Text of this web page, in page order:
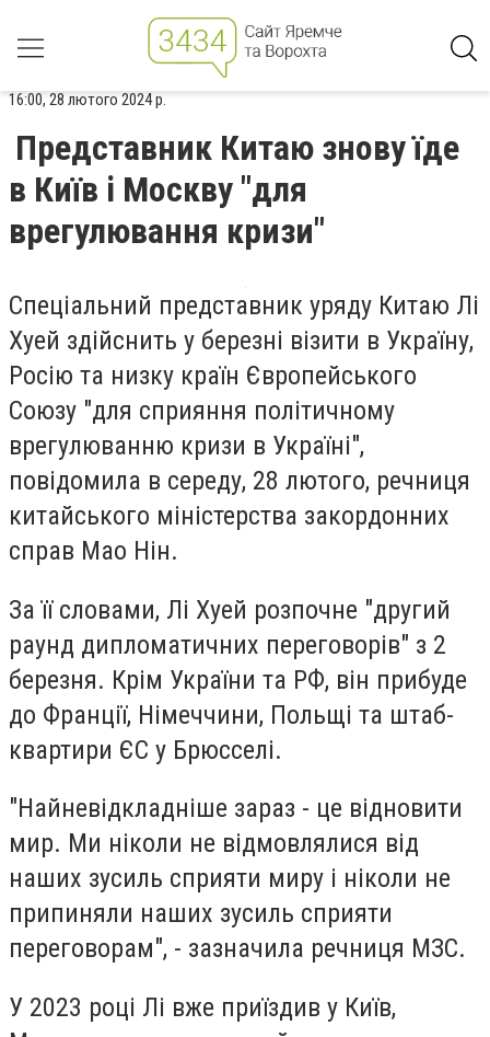
16:00, 28 лютого 2024 р.
Представник Китаю знову їде
в Київ і Москву "для
врегулювання кризи"
Спеціальний представник уряду Китаю Лі
Хуей здійснить у березні візити в Україну,
Росію та низку країн Європейського
Союзу "для сприяння політичному
врегулюванню кризи в Україні",
повідомила в середу, 28 лютого, речниця
китайського міністерства закордонних
справ Мао Нін.
За її словами, Лі Хуей розпочне "другий
раунд дипломатичних переговорів" з 2
березня. Крім України та РФ, він прибуде
до Франції, Німеччини, Польщі та штаб-
квартири ЄС у Брюсселі.
"Найневідкладніше зараз - це відновити
мир. Ми ніколи не відмовлялися від
наших зусиль сприяти миру і ніколи не
припиняли наших зусиль сприяти
переговорам", - зазначила речниця МЗС.
У 2023 році Лі вже приїздив у Київ,